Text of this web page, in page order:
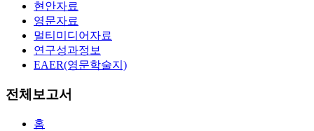
현안자료
영문자료
멀티미디어자료
연구성과정보
EAER(영문학술지)
전체보고서
홈